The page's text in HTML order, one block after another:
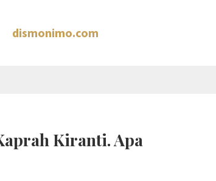
dismonimo.com
Kiranti. Apa